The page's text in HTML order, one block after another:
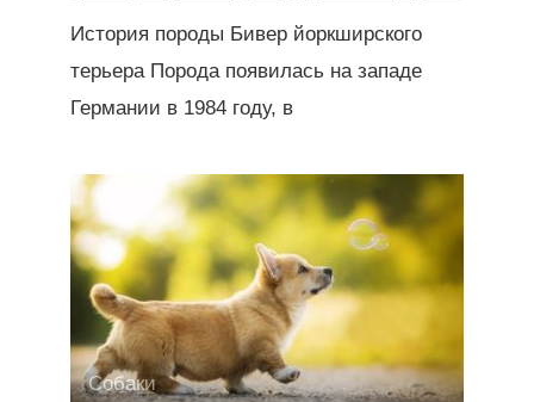
История породы Бивер йоркширского
терьера Порода появилась на западе
Германии в 1984 году, в
Собаки